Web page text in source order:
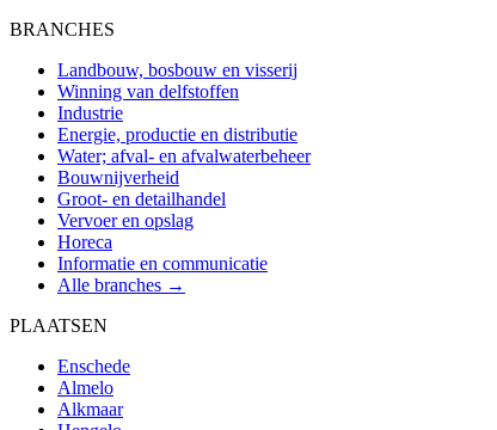
BRANCHES
Landbouw, bosbouw en visserij
Winning van delfstoffen
Industrie
Energie, productie en distributie
Water; afval- en afvalwaterbeheer
Bouwnijverheid
Groot- en detailhandel
Vervoer en opslag
Horeca
Informatie en communicatie
Alle branches →
PLAATSEN
Enschede
Almelo
Alkmaar